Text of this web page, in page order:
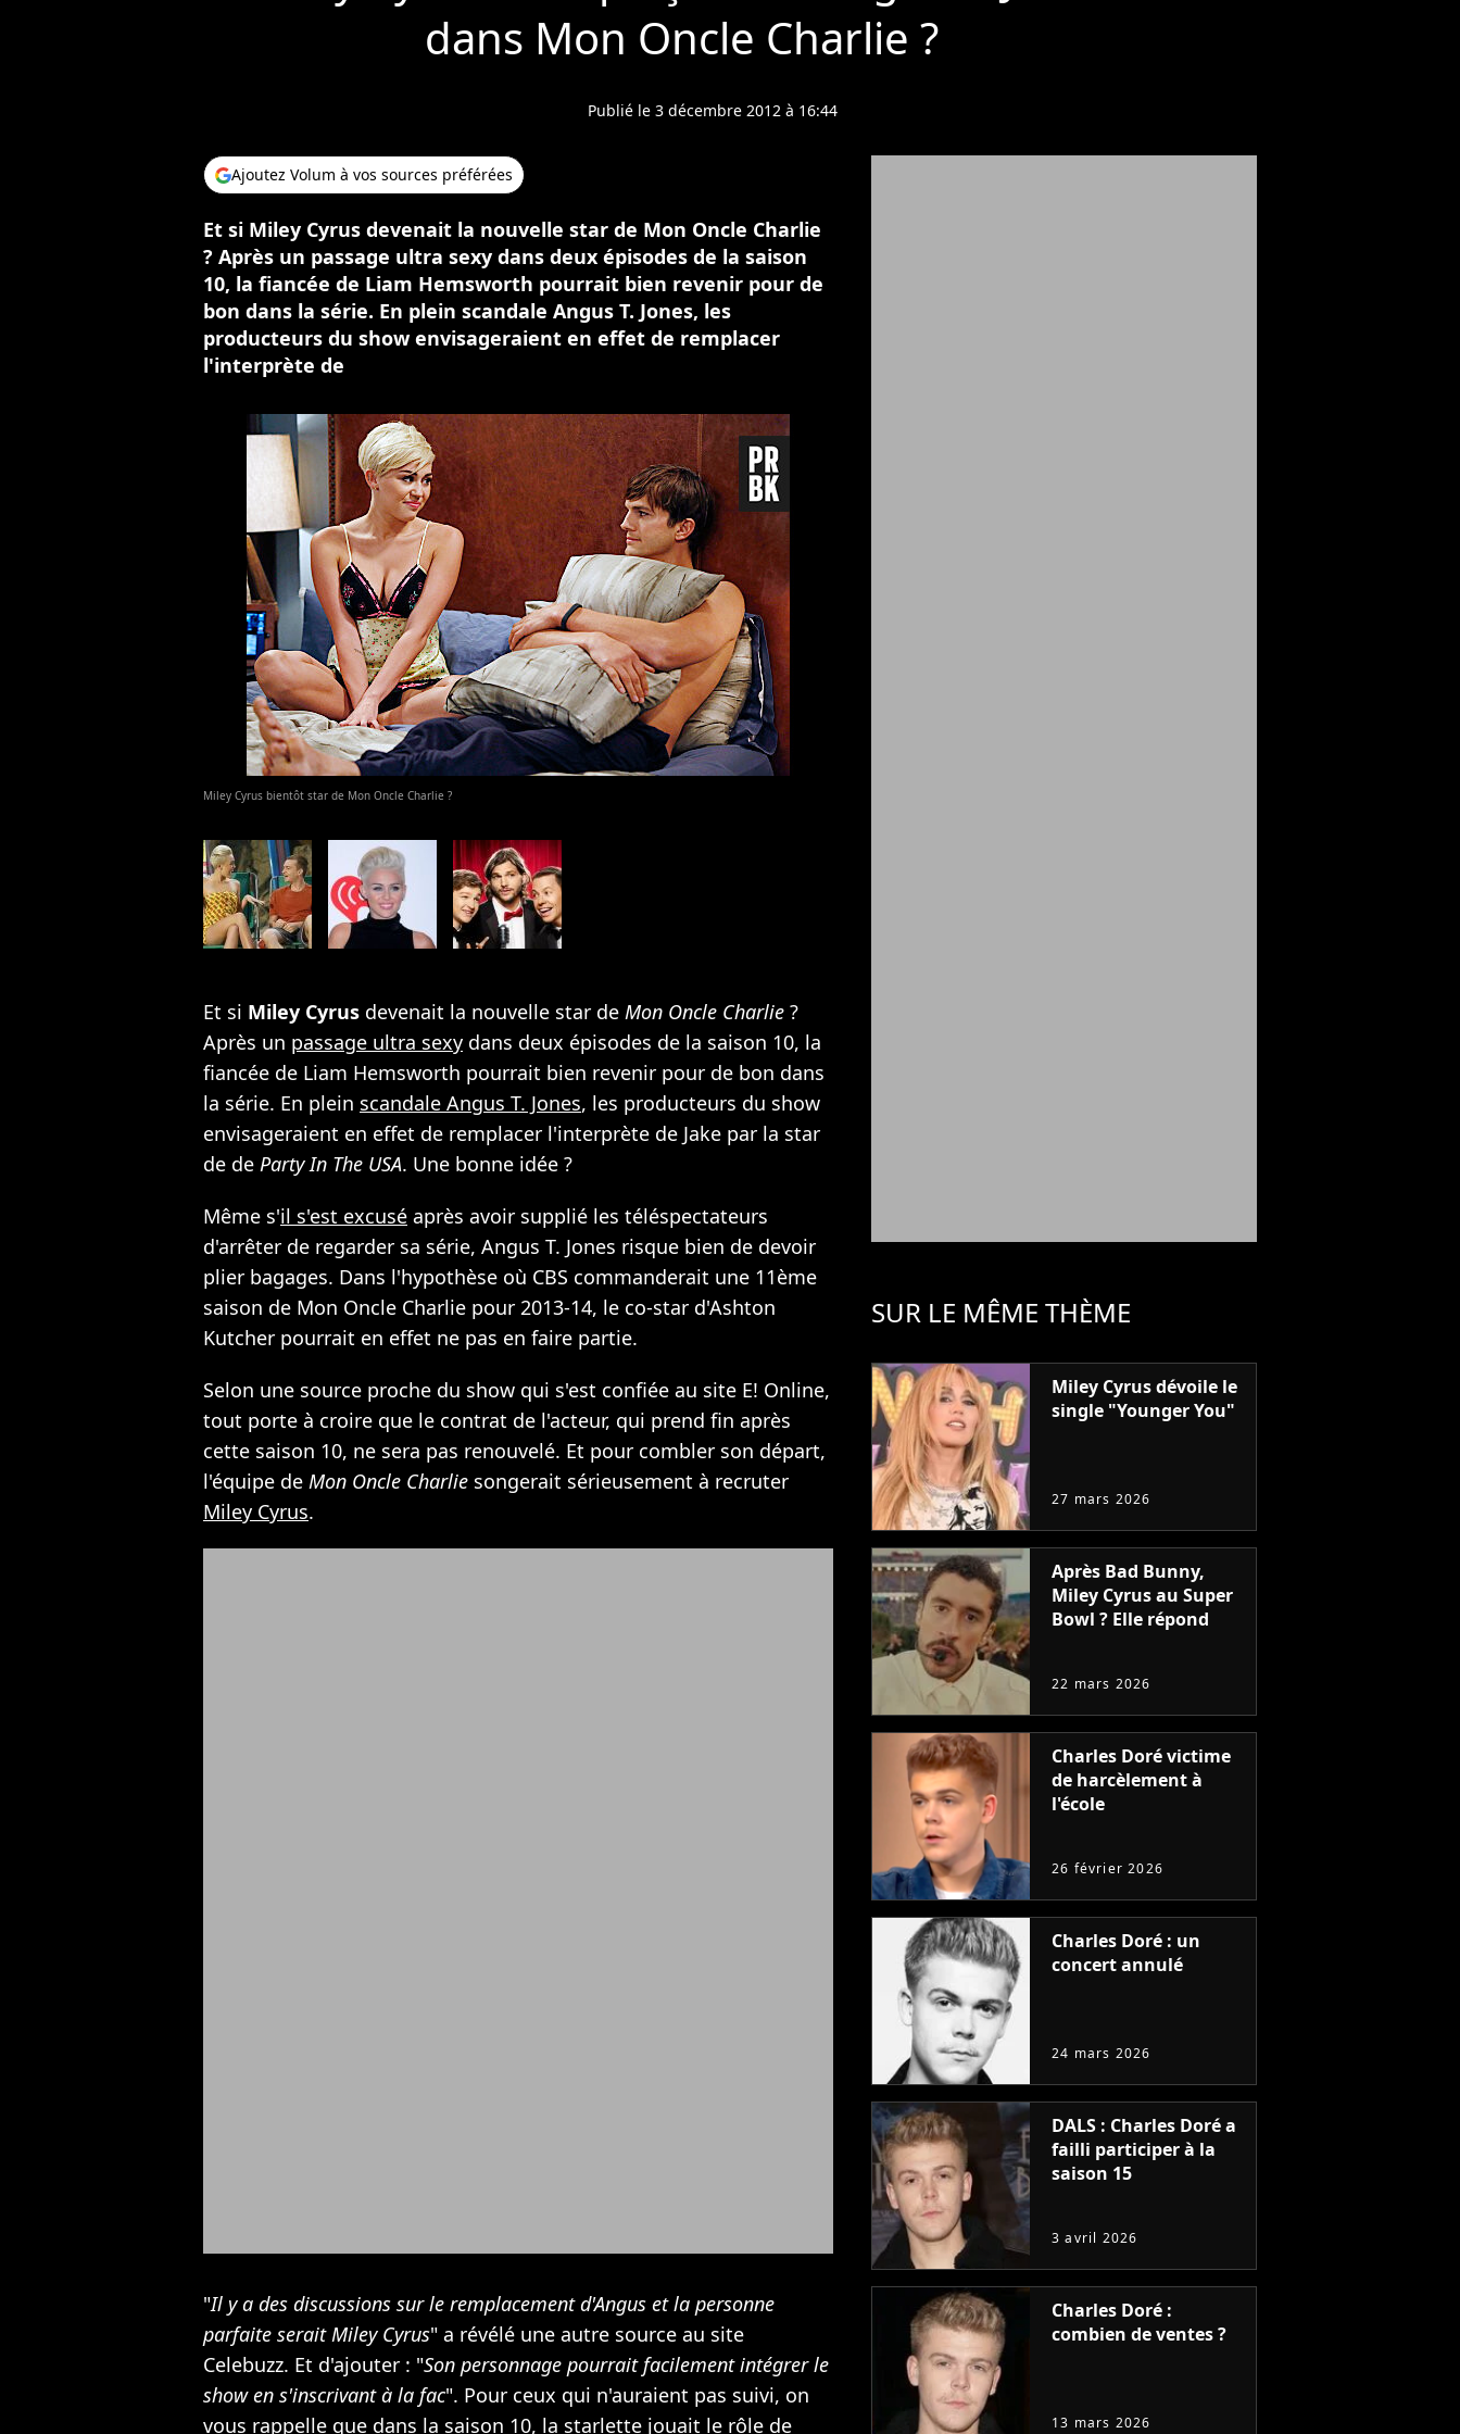
dans Mon Oncle Charlie ?
Publié le 3 décembre 2012 à 16:44
Ajoutez Volum à vos sources préférées
Et si Miley Cyrus devenait la nouvelle star de Mon Oncle Charlie
? Après un passage ultra sexy dans deux épisodes de la saison
10, la fiancée de Liam Hemsworth pourrait bien revenir pour de
bon dans la série. En plein scandale Angus T. Jones, les
producteurs du show envisageraient en effet de remplacer
l'interprète de
Miley Cyrus bientôt star de Mon Oncle Charlie ?
Et si Miley Cyrus devenait la nouvelle star de Mon Oncle Charlie ?
Après un passage ultra sexy dans deux épisodes de la saison 10, la
fiancée de Liam Hemsworth pourrait bien revenir pour de bon dans
la série. En plein scandale Angus T. Jones, les producteurs du show
envisageraient en effet de remplacer l'interprète de Jake par la star
de de Party In The USA. Une bonne idée ?
Même s'il s'est excusé après avoir supplié les téléspectateurs
d'arrêter de regarder sa série, Angus T. Jones risque bien de devoir
plier bagages. Dans l'hypothèse où CBS commanderait une 11ème
saison de Mon Oncle Charlie pour 2013-14, le co-star d'Ashton
Kutcher pourrait en effet ne pas en faire partie.
Selon une source proche du show qui s'est confiée au site E! Online,
tout porte à croire que le contrat de l'acteur, qui prend fin après
cette saison 10, ne sera pas renouvelé. Et pour combler son départ,
l'équipe de Mon Oncle Charlie songerait sérieusement à recruter
Miley Cyrus.
"Il y a des discussions sur le remplacement d'Angus et la personne
parfaite serait Miley Cyrus" a révélé une autre source au site
Celebuzz. Et d'ajouter : "Son personnage pourrait facilement intégrer le
show en s'inscrivant à la fac". Pour ceux qui n'auraient pas suivi, on
vous rappelle que dans la saison 10, la starlette jouait le rôle de
SUR LE MÊME THÈME
Miley Cyrus dévoile le
single "Younger You"
27 mars 2026
Après Bad Bunny,
Miley Cyrus au Super
Bowl ? Elle répond
22 mars 2026
Charles Doré victime
de harcèlement à
l'école
26 février 2026
Charles Doré : un
concert annulé
24 mars 2026
DALS : Charles Doré a
failli participer à la
saison 15
3 avril 2026
Charles Doré :
combien de ventes ?
13 mars 2026